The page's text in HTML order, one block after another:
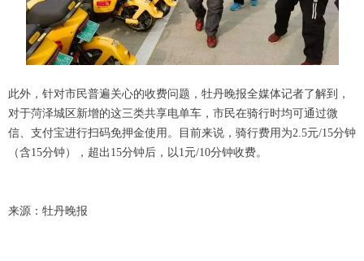
此外，针对市民普遍关心的收费问题，牡丹晚报全媒体记者了解到，
对于菏泽城区新增的这三类共享电单车，市民在骑行时均可通过微
信、支付宝进行扫码免押金使用。目前来说，骑行费用为2.5元/15分钟
（含15分钟），超出15分钟后，以1元/10分钟收费。
来源：牡丹晚报